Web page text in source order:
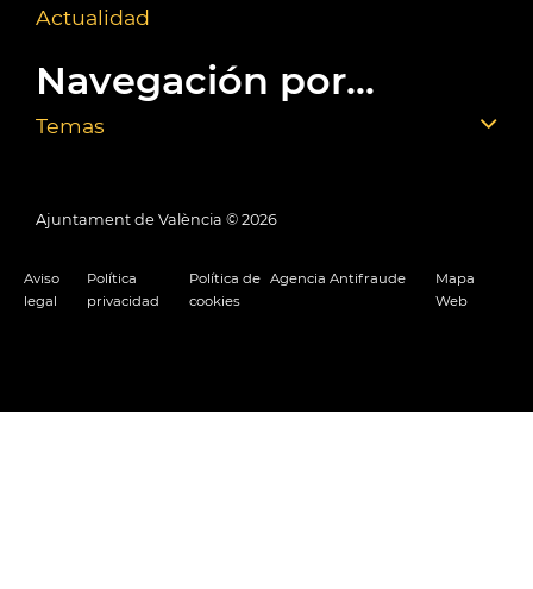
Actualidad
Navegación por...
Temas
Ajuntament de València © 2026
Aviso
legal
Política
privacidad
Política de
cookies
Agencia Antifraude
Mapa
Web